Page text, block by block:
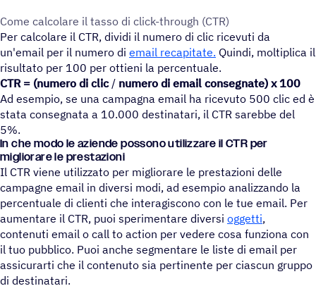
Come calco­lare il tasso di click-through (CTR)
Per calcolare il CTR, dividi il numero di clic ricevuti da
un'email per il numero di email recapitate. Quindi, moltiplica il
risultato per 100 per ottieni la percentuale.
CTR = (numero di clic/ numero di email consegnate) x 100
Ad esempio, se una campagna email ha ricevuto 500 clic ed è
stata consegnata a 10.000 destinatari, il CTR sarebbe del
5%.
In che modo le aziende possono utilizzare il CTR per
migliorare le prestazioni
Il CTR viene utilizzato per migliorare le prestazioni delle
campagne email in diversi modi, ad esempio analizzando la
percentuale di clienti che interagiscono con le tue email. Per
aumentare il CTR, puoi sperimentare diversi oggetti,
contenuti email o call to action per vedere cosa funziona con
il tuo pubblico. Puoi anche segmentare le liste di email per
assicurarti che il contenuto sia pertinente per ciascun gruppo
di destinatari.